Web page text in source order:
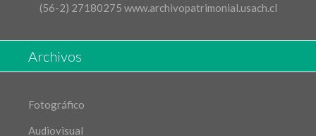
(56-2) 27180275 www.archivopatrimonial.usach.cl
Archivos
Fotográfico
Audiovisual